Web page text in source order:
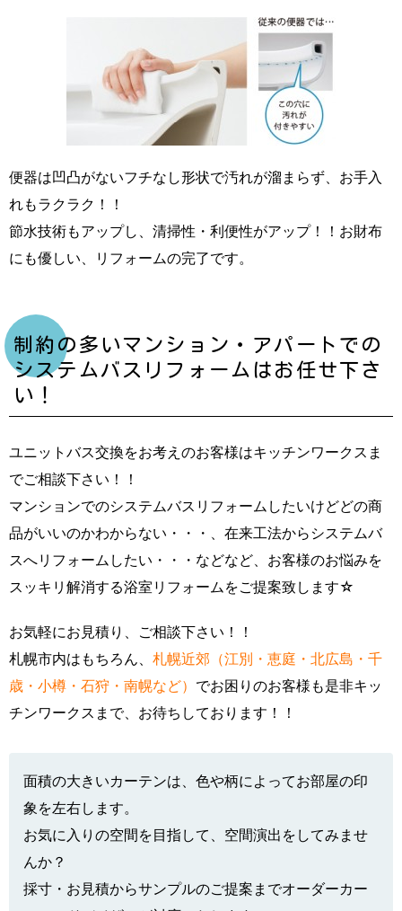
便器は凹凸がないフチなし形状で汚れが溜まらず、お手入
れもラクラク！！
節水技術もアップし、清掃性・利便性がアップ！！お財布
にも優しい、リフォームの完了です。
制約の多いマンション・アパートでの
システムバスリフォームはお任せ下さ
い！
ユニットバス交換をお考えのお客様はキッチンワークスま
でご相談下さい！！
マンションでのシステムバスリフォームしたいけどどの商
品がいいのかわからない・・・、在来工法からシステムバ
スへリフォームしたい・・・などなど、お客様のお悩みを
スッキリ解消する浴室リフォームをご提案致します☆
お気軽にお見積り、ご相談下さい！！
札幌市内はもちろん、 札幌近郊（江別・恵庭・北広島・千
歳・小樽・石狩・南幌など） でお困りのお客様も是非キッ
チンワークスまで、お待ちしております！！
面積の大きいカーテンは、色や柄によってお部屋の印
象を左右します。
お気に入りの空間を目指して、空間演出をしてみませ
んか？
採寸・お見積からサンプルのご提案までオーダーカー